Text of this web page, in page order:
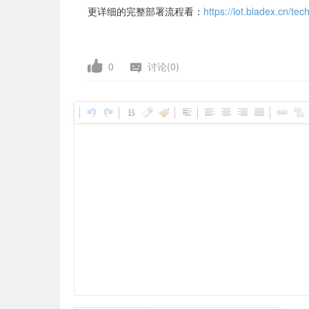
更详细的完整部署流程看： https://iot.bladex.cn/
0 讨论(0)